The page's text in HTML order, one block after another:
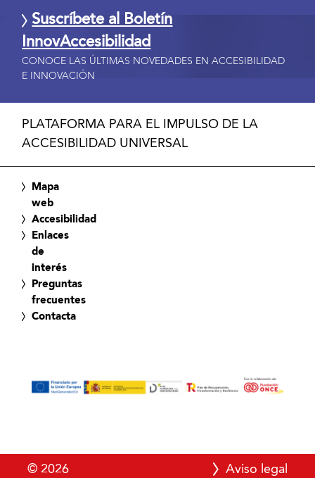
Suscríbete al Boletín
InnovAccesibilidad
CONOCE LAS ÚLTIMAS NOVEDADES EN ACCESIBILIDAD
E INNOVACIÓN
PLATAFORMA PARA EL IMPULSO DE LA
ACCESIBILIDAD UNIVERSAL
Mapa
web
Accesibilidad
Enlaces
de
interés
Preguntas
frecuentes
Contacta
© 2026 Aviso legal